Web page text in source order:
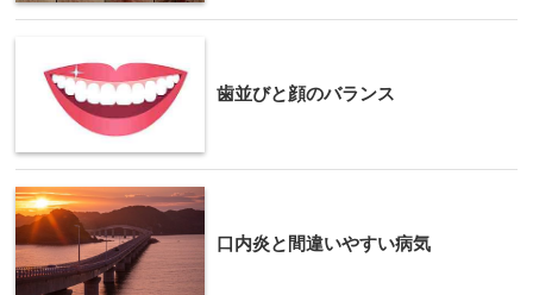
歯並びと顔のバランス
口内炎と間違いやすい病気